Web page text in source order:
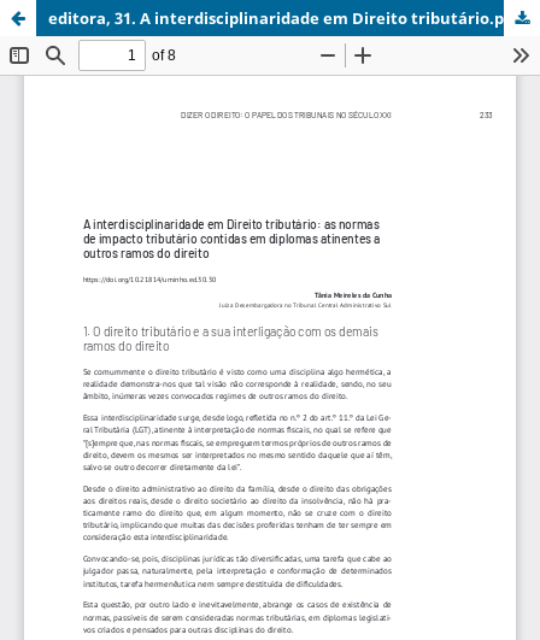
editora, 31. A interdisciplinaridade em Direito tributário.pdf